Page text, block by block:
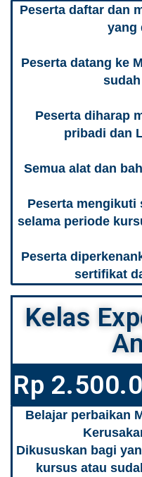
Peserta daftar dan
yang
Peserta datang ke
Peserta diharap
pribadi dan
Semua alat dan
Peserta mengikuti
selama periode
Peserta
sertifikat
Kelas
Rp
Belajar perbaikan
Dikususkan bagi
kursus atau